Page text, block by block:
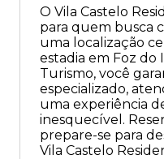
O Vila Castelo
para quem busca
uma localização
estadia em Foz do
Turismo, você
especializado,
uma experiência
inesquecível.
prepare-se para
Vila Castelo